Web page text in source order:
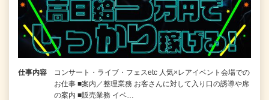
仕事内容
コンサート・ライブ・フェスetc 人気×レアイベント会場での
お仕事 ■案内／整理業務 お客さんに対して入り口の誘導や席
の案内 ■販売業務 イベ…